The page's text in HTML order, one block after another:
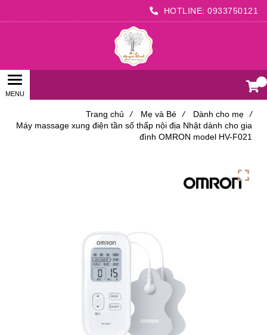
HOTLINE: 0933750121
Trang chủ / Mẹ và Bé / Dành cho mẹ
/
Máy massage xung điện tần số thấp nội địa Nhật dành cho gia
đình OMRON model HV-F021